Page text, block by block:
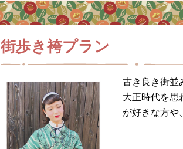
街歩き袴プラン
古き良き街並
大正時代を思
が好きな方や